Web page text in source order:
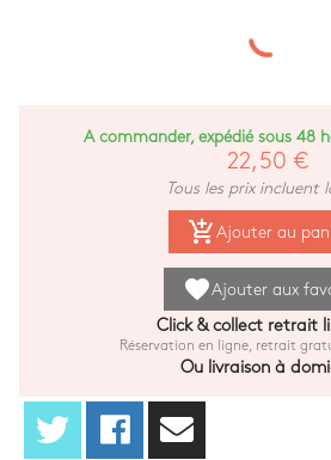
A commander, expédié sous 48
22,50 €
Tous les prix incluent
add_shopping_cart Ajouter au
favoriteAjouter aux
Click & collect retrait
Réservation en ligne, retrait
Ou livraison à